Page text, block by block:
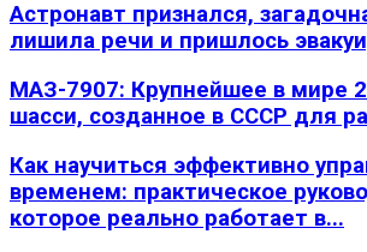
Астронавт признался,
лишила речи и пришлось
МАЗ-7907: Крупнейшее в мире
шасси, созданное в СССР для
Как научиться эффективно
временем: практическое
которое реально работает в...